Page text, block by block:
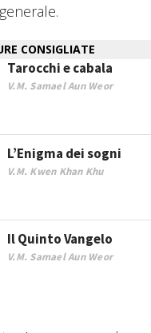
CONSIGLIATE
Tarocchi e cabala
V.M. Samael Aun Weor
L’Enigma dei sogni
V.M. Kwen Khan Khu
Il Quinto Vangelo
V.M. Samael Aun Weor